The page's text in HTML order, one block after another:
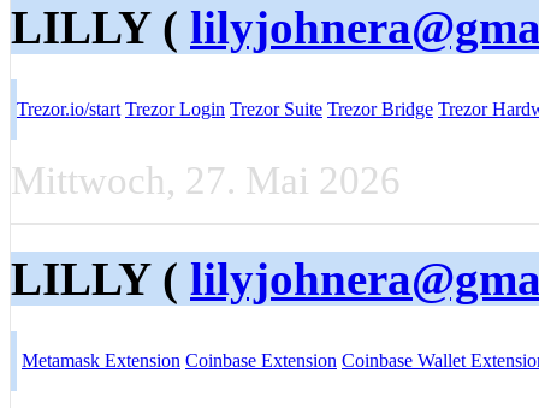
LILLY (
Trezor.io/start Trezor Login Trezor Suite Trezor Bridge Trezor
Mittwoch, 27. Mai 2026
LILLY (
Metamask Extension Coinbase Extension Coinbase Wallet